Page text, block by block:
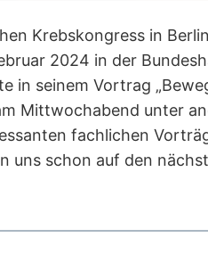
Krebskongress in
2024 in der
in seinem Vortrag
Mittwochabend unter
fachlichen
uns schon auf den